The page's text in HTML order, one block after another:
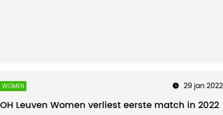
WOMEN 29 jan 2022
OH Leuven Women verliest eerste match in 2022